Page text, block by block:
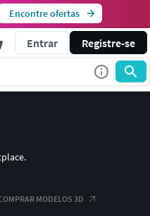
Encontre ofertas
Entrar Registre-se
MODELOS 3D